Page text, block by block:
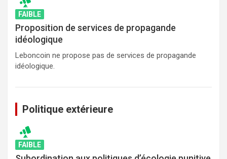
FAIBLE
Proposition de services de propagande
idéologique
Leboncoin ne propose pas de services de propagande
idéologique.
Politique extérieure
FAIBLE